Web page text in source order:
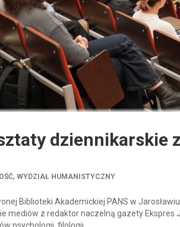
dziennikarskie
, WYDZIAŁ HUMANISTYCZNY
Biblioteki Akademickiej PANS w
mediów z redaktor naczelną gazety Ekspres